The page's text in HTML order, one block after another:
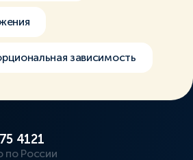
зависимость
4121
по России